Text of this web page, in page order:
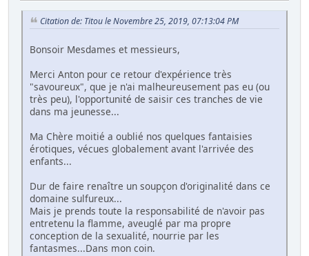
Citation de: Titou le Novembre 25, 2019, 07:13:04 PM
Bonsoir Mesdames et messieurs,
Merci Anton pour ce retour d'expérience très
"savoureux", que je n'ai malheureusement pas eu (ou
très peu), l'opportunité de saisir ces tranches de vie
dans ma jeunesse...
Ma Chère moitié a oublié nos quelques fantaisies
érotiques, vécues globalement avant l'arrivée des
enfants...
Dur de faire renaître un soupçon d'originalité dans ce
domaine sulfureux...
Mais je prends toute la responsabilité de n'avoir pas
entretenu la flamme, aveuglé par ma propre
conception de la sexualité, nourrie par les
fantasmes...Dans mon coin.